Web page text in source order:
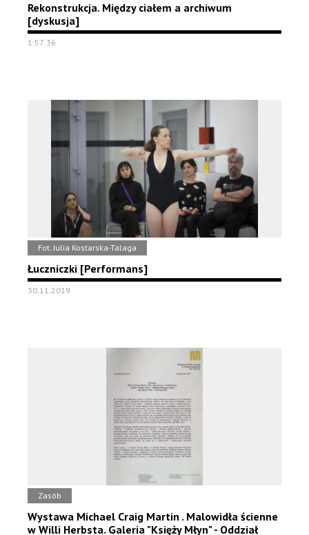
Rekonstrukcja. Między ciałem a archiwum
[dyskusja]
1:57:36
Fot. Julia Kostarska-Talaga
Łuczniczki [Performans]
30.11.2019
Zasób
Wystawa Michael Craig Martin . Malowidła ścienne
w Willi Herbsta. Galeria "Księży Młyn" - Oddział